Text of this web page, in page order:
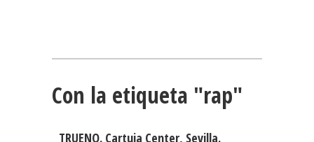
Con la etiqueta "rap"
TRUENO. Cartuja Center, Sevilla.